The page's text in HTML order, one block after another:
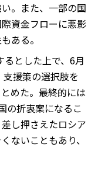
。また、一部の国
資金フローに悪影
ある。
とした上で、6月
援策の選択肢を
めた。最終的には
の折衷案になるこ
し押さえたロシア
ないこともあり、